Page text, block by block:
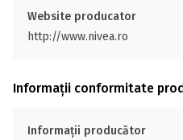
Website producator
http://www.nivea.ro
Informații conformitate
Informații producător